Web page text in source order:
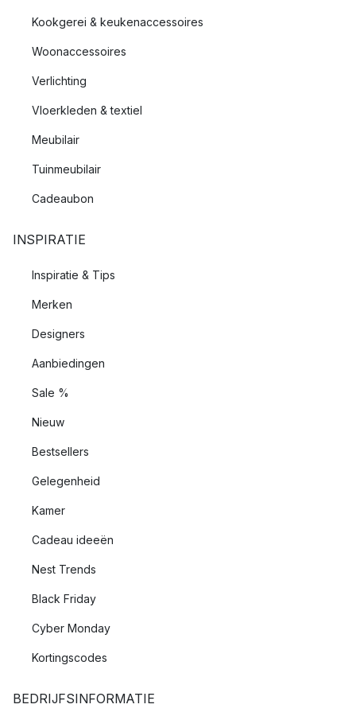
Kookgerei & keukenaccessoires
Woonaccessoires
Verlichting
Vloerkleden & textiel
Meubilair
Tuinmeubilair
Cadeaubon
INSPIRATIE
Inspiratie & Tips
Merken
Designers
Aanbiedingen
Sale %
Nieuw
Bestsellers
Gelegenheid
Kamer
Cadeau ideeën
Nest Trends
Black Friday
Cyber Monday
Kortingscodes
BEDRIJFSINFORMATIE